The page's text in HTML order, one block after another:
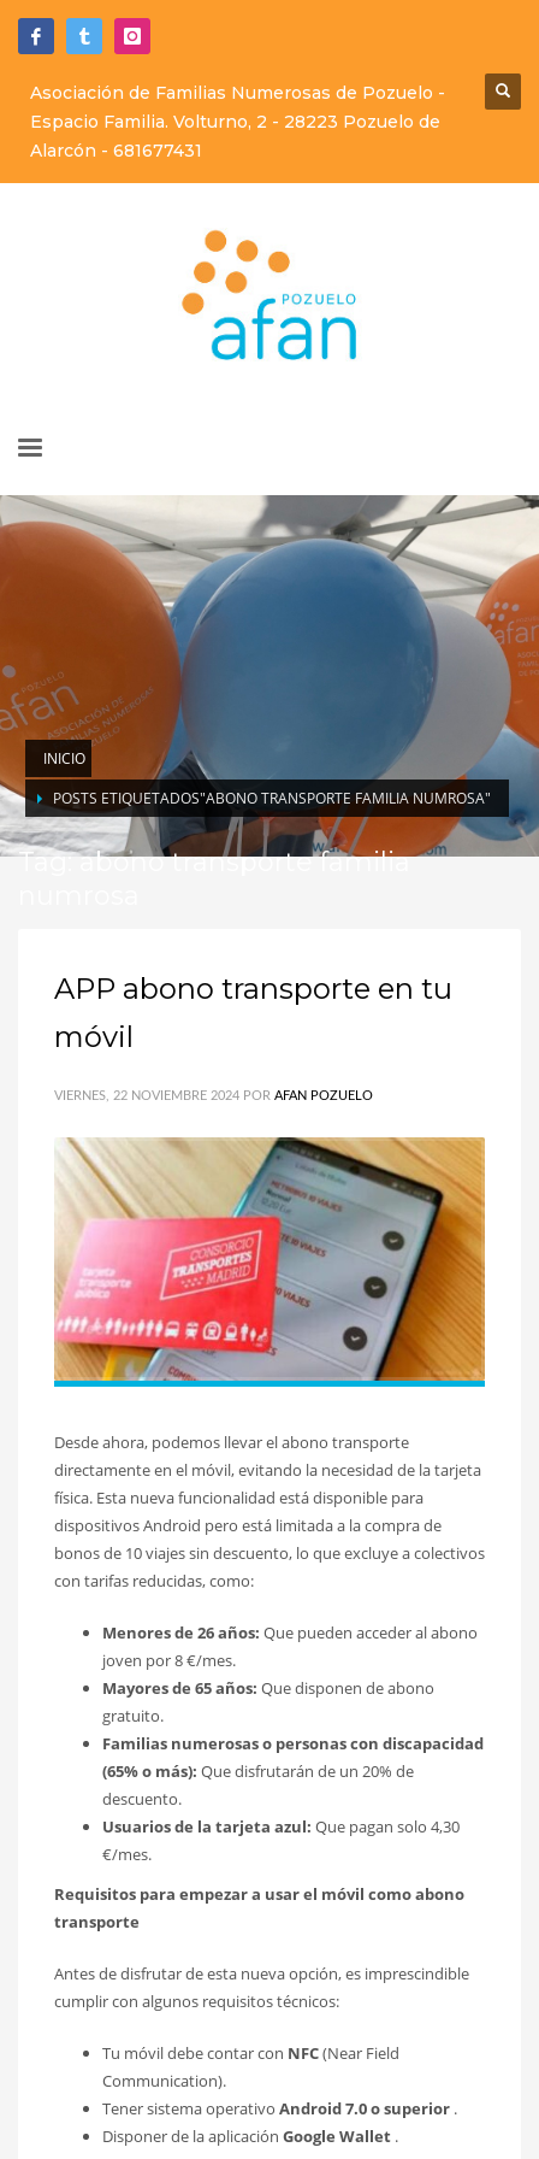
Asociación de Familias Numerosas de Pozuelo -
Espacio Familia. Volturno, 2 - 28223 Pozuelo de
Alarcón - 681677431
INICIO
POSTS ETIQUETADOS"ABONO TRANSPORTE FAMILIA NUMROSA"
Tag: abono transporte familia
APP abono transporte en tu
móvil
VIERNES, 22 NOVIEMBRE 2024 POR AFAN POZUELO
Desde ahora, podemos llevar el abono transporte
directamente en el móvil, evitando la necesidad de la tarjeta
física. Esta nueva funcionalidad está disponible para
dispositivos Android pero está limitada a la compra de
bonos de 10 viajes sin descuento, lo que excluye a colectivos
con tarifas reducidas, como:
Menores de 26 años: Que pueden acceder al abono
joven por 8 €/mes.
Mayores de 65 años: Que disponen de abono
gratuito.
Familias numerosas o personas con discapacidad
(65% o más): Que disfrutarán de un 20% de
descuento.
Usuarios de la tarjeta azul: Que pagan solo 4,30
€/mes.
Requisitos para empezar a usar el móvil como abono
transporte
Antes de disfrutar de esta nueva opción, es imprescindible
cumplir con algunos requisitos técnicos:
Tu móvil debe contar con NFC(Near Field
Communication).
Tener sistema operativo Android 7.0 o superior .
Disponer de la aplicación Google Wallet .